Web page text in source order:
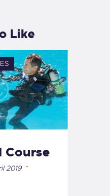
Like
Course
2019